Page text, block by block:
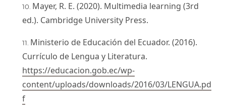
Mayer, R. E. (2020). Multimedia learning (3rd
ed.). Cambridge University Press.
Ministerio de Educación del Ecuador. (2016).
Currículo de Lengua y Literatura.
https://educacion.gob.ec/wp-
content/uploads/downloads/2016/03/LENGUA.pd
f